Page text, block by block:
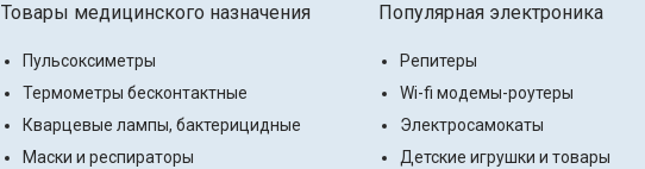
Товары медицинского назначения
Пульсоксиметры
Термометры бесконтактные
Кварцевые лампы, бактерицидные
Маски и респираторы
Популярная электроника
Репитеры
Wi-fi модемы-роутеры
Электросамокаты
Детские игрушки и товары